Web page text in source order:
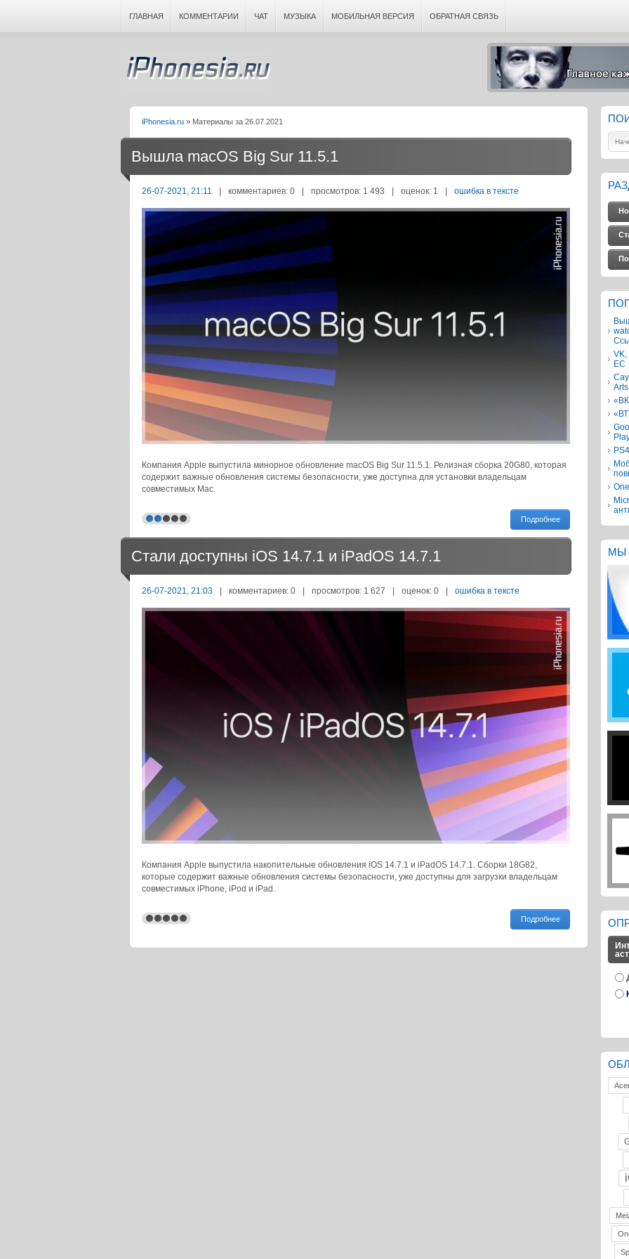
ГЛАВНАЯ КОММЕНТАРИИ ЧАТ МУЗЫКА МОБИЛЬНАЯ ВЕРСИЯ ОБРАТНАЯ СВЯЗЬ
iPhonesia.ru » Материалы за 26.07.2021
Вышла macOS Big Sur 11.5.1
26-07-2021, 21:11 | комментариев: 0 | просмотров: 1 493 | оценок: 1 | ошибка в тексте
Компания Apple выпустила минорное обновление macOS Big Sur 11.5.1. Релизная сборка 20G80, которая
содержит важные обновления системы безопасности, уже доступна для установки владельцам
совместимых Mac.
Подробнее
Стали доступны iOS 14.7.1 и iPadOS 14.7.1
26-07-2021, 21:03 | комментариев: 0 | просмотров: 1 627 | оценок: 0 | ошибка в тексте
Компания Apple выпустила накопительные обновления iOS 14.7.1 и iPadOS 14.7.1. Сборки 18G82,
которые содержит важные обновления системы безопасности, уже доступны для загрузки владельцам
совместимых iPhone, iPod и iPad.
Подробнее
VK,
ЕС
Arts
МЫ